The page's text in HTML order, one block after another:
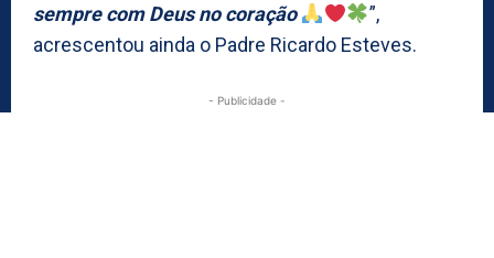
sempre com Deus no coração
”,
acrescentou ainda o Padre Ricardo Esteves.
- Publicidade -